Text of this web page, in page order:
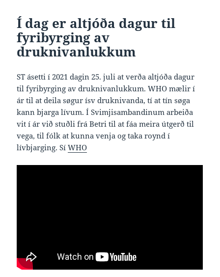
Í dag er altjóða dagur til
fyribyrging av
druknivanlukkum
ST ásetti í 2021 dagin 25. juli at verða altjóða dagur
til fyribyrging av druknivanlukkum. WHO mælir í
ár til at deila søgur ísv druknivanda, tí at tín søga
kann bjarga lívum. Í Svimjisambandinum arbeiða
vit í ár við stuðli frá Betri til at fáa meira útgerð til
vega, til fólk at kunna venja og taka roynd í
lívbjarging. SíWHO